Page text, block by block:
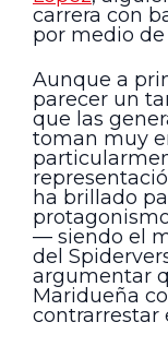
carrera con
por medio
Aunque a
parecer un
que las
toman muy
ha brillado
— siendo el
del
argumentar
Maridueña
contrarrestar